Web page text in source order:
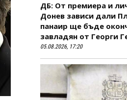
ДБ: От премиера и
Донев зависи дали
панаир ще бъде
завладян от Георги
05.08.2026, 17:20